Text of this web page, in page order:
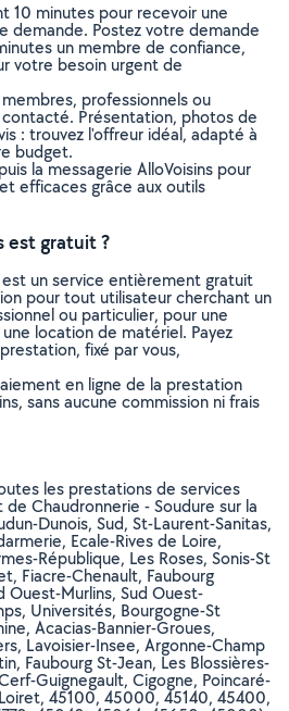
10 minutes pour recevoir une
demande. Postez votre demande
un membre de confiance,
votre besoin urgent de
professionnels ou
Présentation, photos de
: trouvez l'offreur idéal, adapté à
budget.
la messagerie AlloVoisins pour
efficaces grâce aux outils
est gratuit ?
un service entièrement gratuit
pour tout utilisateur cherchant un
ou particulier, pour une
location de matériel. Payez
fixé par vous,
en ligne de la prestation
sans aucune commission ni frais
les prestations de services
Chaudronnerie - Soudure sur la
Dunois, Sud, St-Laurent-Sanitas,
Ecale-Rives de Loire,
République, Les Roses, Sonis-St
Fiacre-Chenault, Faubourg
Ouest-Murlins, Sud Ouest-
Universités, Bourgogne-St
Acacias-Bannier-Groues,
Lavoisier-Insee, Argonne-Champ
Faubourg St-Jean, Les Blossières-
Guignegault, Cigogne, Poincaré-
45100, 45000, 45140, 45400,